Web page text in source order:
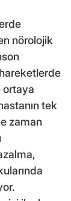
nörolojik
hareketlerde
ortaya
tek
zaman